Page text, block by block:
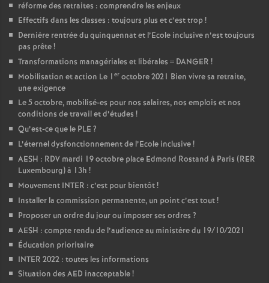
é
O
r
é
n
s
réforme des retraites : comprendre les enjeux
Effectifs dans les classes : toujours plus et c’est trop!
Dernière rentrée du quinquennat et l’Ecole inclusive n’est toujours
pas prête!
Transformations managériales et libérales = DANGER !
Mobilisation et action Le 1 er octobre 2021 Bien vivre sa retraite,
une exigence
Le 5 octobre, mobilisé-es pour nos salaires, nos emplois et nos
conditions de travail et d’études !
Qu’est-ce que le PLE ?
L’éternel dysfonctionnement de l’Ecole inclusive!
AESH : RDV mardi 19 octobre place Edmond Rostand à Paris (RER
Luxembourg) à 13h !
Mouvement INTER : c’est pour bientôt!
Installer la commission permanente, un point c’est tout!
Proposer un ordre du jour ou imposer ses ordres ?
AESH : compte rendu de l’audience au ministère du 19/10/2021
Éducation prioritaire
INTER 2022 : toutes les informations
Situation des AED inacceptable!